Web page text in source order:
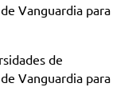
Vanguardia para
de
Vanguardia para